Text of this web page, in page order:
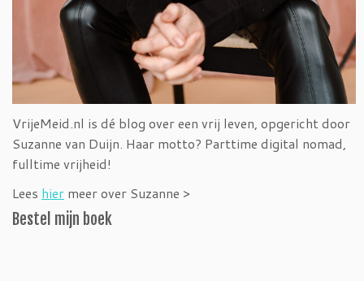
VrijeMeid.nl is dé blog over een vrij leven, opgericht door
Suzanne van Duijn. Haar motto? Parttime digital nomad,
fulltime vrijheid!
Lees hier meer over Suzanne >
Bestel mijn boek